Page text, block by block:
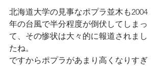
北海道大学の見事なポプラ並木も2004
年の台風で半分程度が倒伏してしまっ
て、その惨状は大々的に報道されまし
たね。
ですからポプラがあまり高くなりすぎ